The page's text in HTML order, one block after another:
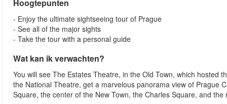
Hoogtepunten
- Enjoy the ultimate sightseeing tour of Prague
- See all of the major sights
- Take the tour with a personal guide
Wat kan ik verwachten?
You will see The Estates Theatre, in the Old Town, which hosted
the National Theatre, get a marvelous panorama view of Prague
Square, the center of the New Town, the Charles Square, and